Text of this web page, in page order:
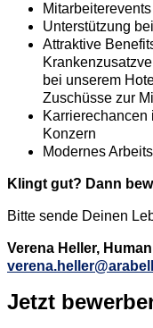
Unterstützung
Attraktive
bei unserem
Zuschüsse zur
Konzern
Modernes
Klingt gut? Dann
Bitte sende Deinen
Verena Heller,
Jetzt